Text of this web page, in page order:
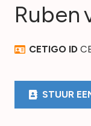
Ruben
CETIGO ID
STUUR